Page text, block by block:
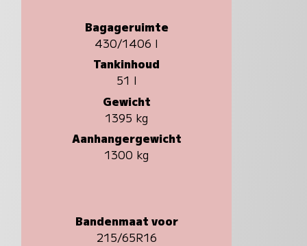
Bagageruimte
430/1406 l
Tankinhoud
51 l
Gewicht
1395 kg
Aanhangergewicht
1300 kg
Bandenmaat voor
215/65R16